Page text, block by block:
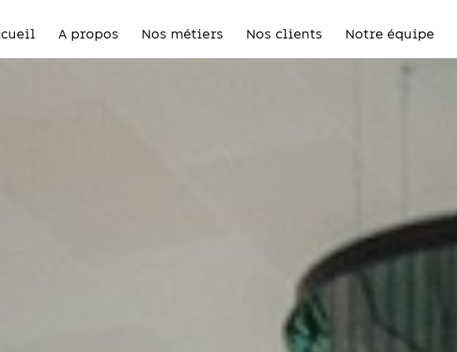
A propos Nos métiers Nos clients Notre équipe